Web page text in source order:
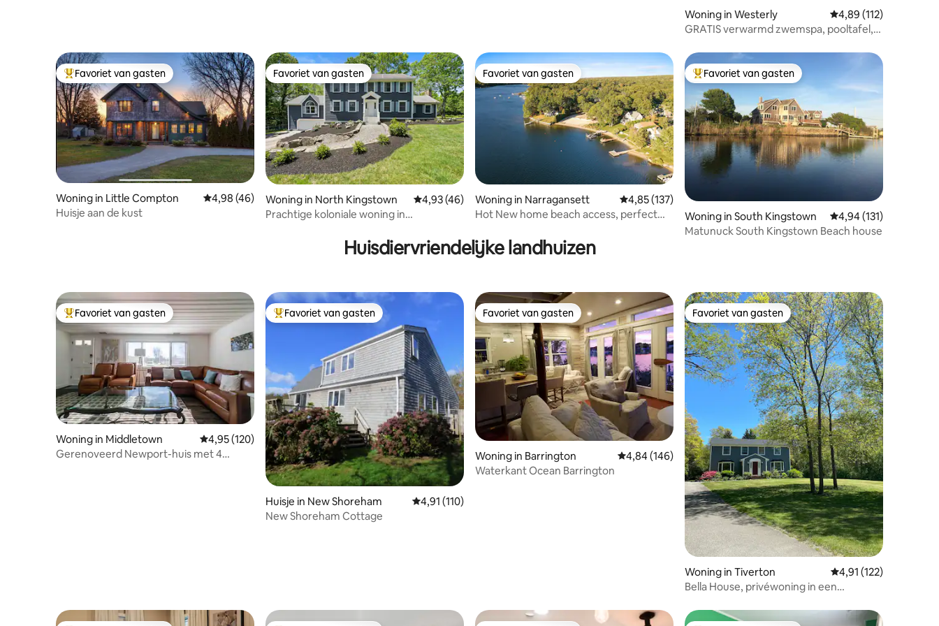
Woning in Westerly Gemiddelde
4,89 (112)
GRATIS verwarmd zwemspa, pooltafel,
Topfavoriet van gasten
Favoriet van gasten
Woning in Little Compton Gemiddelde beoordeling van 4,98 op 5, 46 recensies
4,98 (46)
Huisje aan de kust
Favoriet van gasten
Favoriet van gasten
Woning in North Kingstown Gemiddelde beoordeling van 4,93 op 5, 46 recensies
4,93 (46)
Prachtige koloniale woning in
Favoriet van gasten
Favoriet van gasten
Woning in Narragansett Gemiddelde beoordeling van 4,85 op 5, 137 recensies
4,85 (137)
Hot New home beach access, perfect
Topfavoriet van gasten
Favoriet van gasten
Woning in South Kingstown Gemiddelde
4,94 (131)
Matunuck South Kingstown Beach house
Huisdiervriendelijke landhuizen
Topfavoriet van gasten
Favoriet van gasten
Woning in Middletown Gemiddelde beoordeling van 4,95 op 5, 120 recensies
4,95 (120)
Gerenoveerd Newport-huis met 4
Topfavoriet van gasten
Favoriet van gasten
Huisje in New Shoreham Gemiddelde beoordeling van 4,91 op 5, 110 recensies
4,91 (110)
New Shoreham Cottage
Favoriet van gasten
Favoriet van gasten
Woning in Barrington Gemiddelde beoordeling van 4,84 op 5, 146 recensies
4,84 (146)
Waterkant Ocean Barrington
Favoriet van gasten
Favoriet van gasten
Woning in Tiverton Gemiddelde
4,91 (122)
Bella House, privéwoning in een